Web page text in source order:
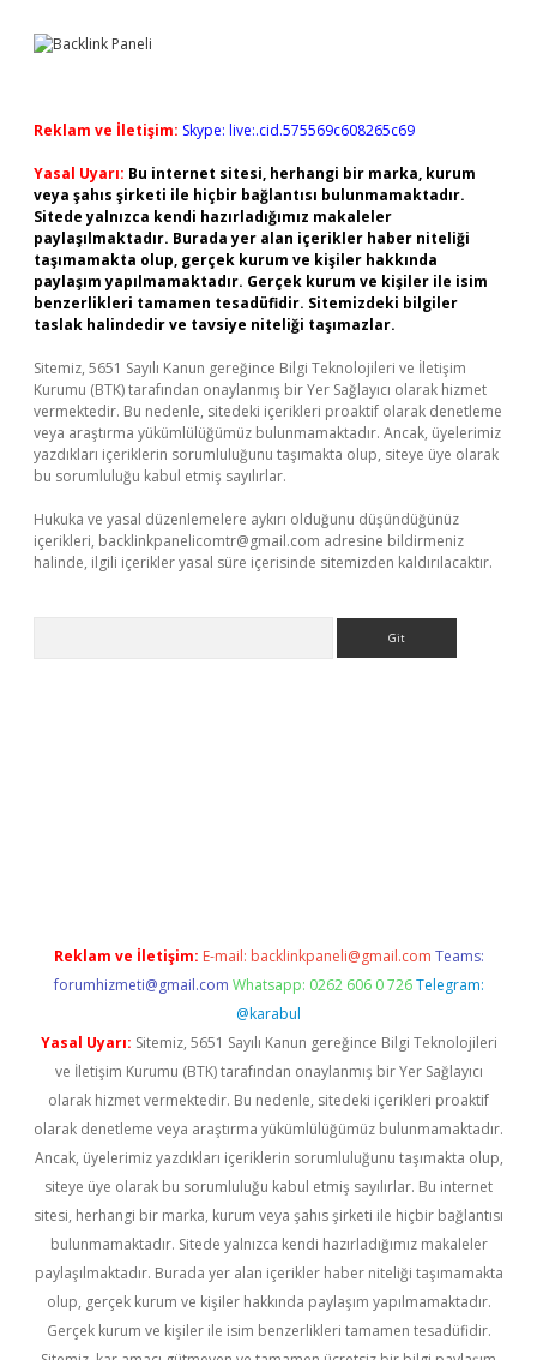
Reklam ve İletişim: Skype: live:.cid.575569c608265c69
Yasal Uyarı: Bu internet sitesi, herhangi bir marka, kurum
veya şahıs şirketi ile hiçbir bağlantısı bulunmamaktadır.
Sitede yalnızca kendi hazırladığımız makaleler
paylaşılmaktadır. Burada yer alan içerikler haber niteliği
taşımamakta olup, gerçek kurum ve kişiler hakkında
paylaşım yapılmamaktadır. Gerçek kurum ve kişiler ile isim
benzerlikleri tamamen tesadüfidir. Sitemizdeki bilgiler
taslak halindedir ve tavsiye niteliği taşımazlar.
Sitemiz, 5651 Sayılı Kanun gereğince Bilgi Teknolojileri ve İletişim
Kurumu (BTK) tarafından onaylanmış bir Yer Sağlayıcı olarak hizmet
vermektedir. Bu nedenle, sitedeki içerikleri proaktif olarak denetleme
veya araştırma yükümlülüğümüz bulunmamaktadır. Ancak, üyelerimiz
yazdıkları içeriklerin sorumluluğunu taşımakta olup, siteye üye olarak
bu sorumluluğu kabul etmiş sayılırlar.
Hukuka ve yasal düzenlemelere aykırı olduğunu düşündüğünüz
içerikleri, backlinkpanelicomtr@gmail.com adresine bildirmeniz
halinde, ilgili içerikler yasal süre içerisinde sitemizden kaldırılacaktır.
Reklam ve İletişim: E-mail: backlinkpaneli@gmail.com Teams:
forumhizmeti@gmail.com Whatsapp: 0262 606 0 726 Telegram:
@karabul
Yasal Uyarı: Sitemiz, 5651 Sayılı Kanun gereğince Bilgi Teknolojileri
ve İletişim Kurumu (BTK) tarafından onaylanmış bir Yer Sağlayıcı
olarak hizmet vermektedir. Bu nedenle, sitedeki içerikleri proaktif
olarak denetleme veya araştırma yükümlülüğümüz bulunmamaktadır.
Ancak, üyelerimiz yazdıkları içeriklerin sorumluluğunu taşımakta olup,
siteye üye olarak bu sorumluluğu kabul etmiş sayılırlar. Bu internet
sitesi, herhangi bir marka, kurum veya şahıs şirketi ile hiçbir bağlantısı
bulunmamaktadır. Sitede yalnızca kendi hazırladığımız makaleler
paylaşılmaktadır. Burada yer alan içerikler haber niteliği taşımamakta
olup, gerçek kurum ve kişiler hakkında paylaşım yapılmamaktadır.
Gerçek kurum ve kişiler ile isim benzerlikleri tamamen tesadüfidir.